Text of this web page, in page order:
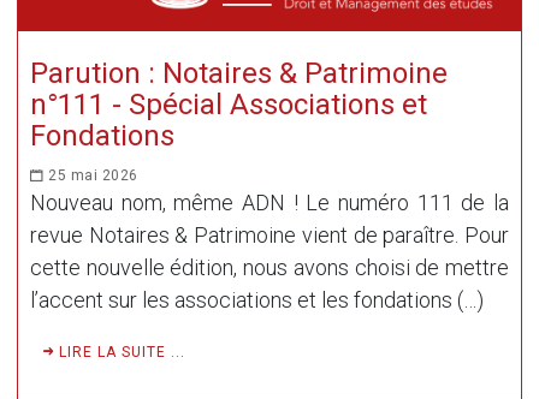
Parution : Notaires & Patrimoine
n°111 - Spécial Associations et
Fondations
25 mai 2026
Nouveau nom, même ADN ! Le numéro 111 de la
revue Notaires & Patrimoine vient de paraître. Pour
cette nouvelle édition, nous avons choisi de mettre
l’accent sur les associations et les fondations (…)
LIRE LA SUITE ...